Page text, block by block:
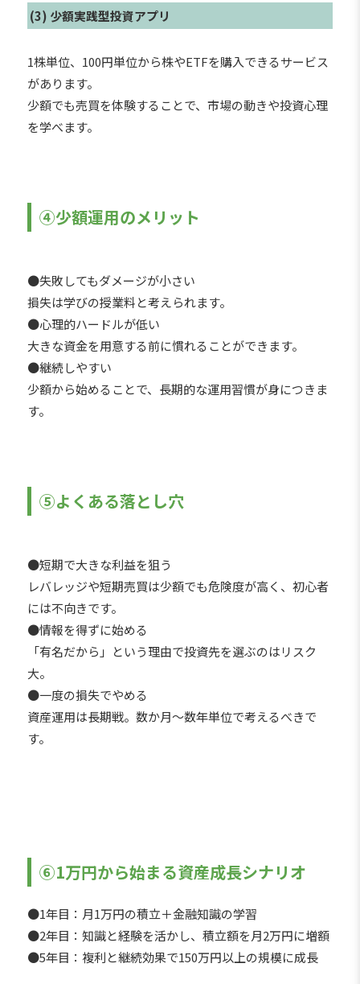
(3) 少額実践型投資アプリ
1株単位、100円単位から株やETFを購入できるサービス
があります。
少額でも売買を体験することで、市場の動きや投資心理
を学べます。
④少額運用のメリット
●失敗してもダメージが小さい
損失は学びの授業料と考えられます。
●心理的ハードルが低い
大きな資金を用意する前に慣れることができます。
●継続しやすい
少額から始めることで、長期的な運用習慣が身につきま
す。
⑤よくある落とし穴
●短期で大きな利益を狙う
レバレッジや短期売買は少額でも危険度が高く、初心者
には不向きです。
●情報を得ずに始める
「有名だから」という理由で投資先を選ぶのはリスク
大。
●一度の損失でやめる
資産運用は長期戦。数か月〜数年単位で考えるべきで
す。
⑥1万円から始まる資産成長シナリオ
●1年目：月1万円の積立＋金融知識の学習
●2年目：知識と経験を活かし、積立額を月2万円に増額
●5年目：複利と継続効果で150万円以上の規模に成長